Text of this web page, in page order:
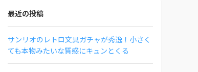
最近の投稿
サンリオのレトロ文具ガチャが秀逸！小さく
ても本物みたいな質感にキュンとくる